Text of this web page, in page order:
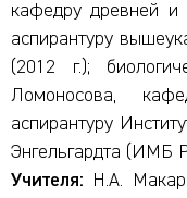
кафедру древней и
аспирантуру
(2012 г.);
Ломоносова,
аспирантуру
Энгельгардта (ИМБ
Учителя: Н.А.